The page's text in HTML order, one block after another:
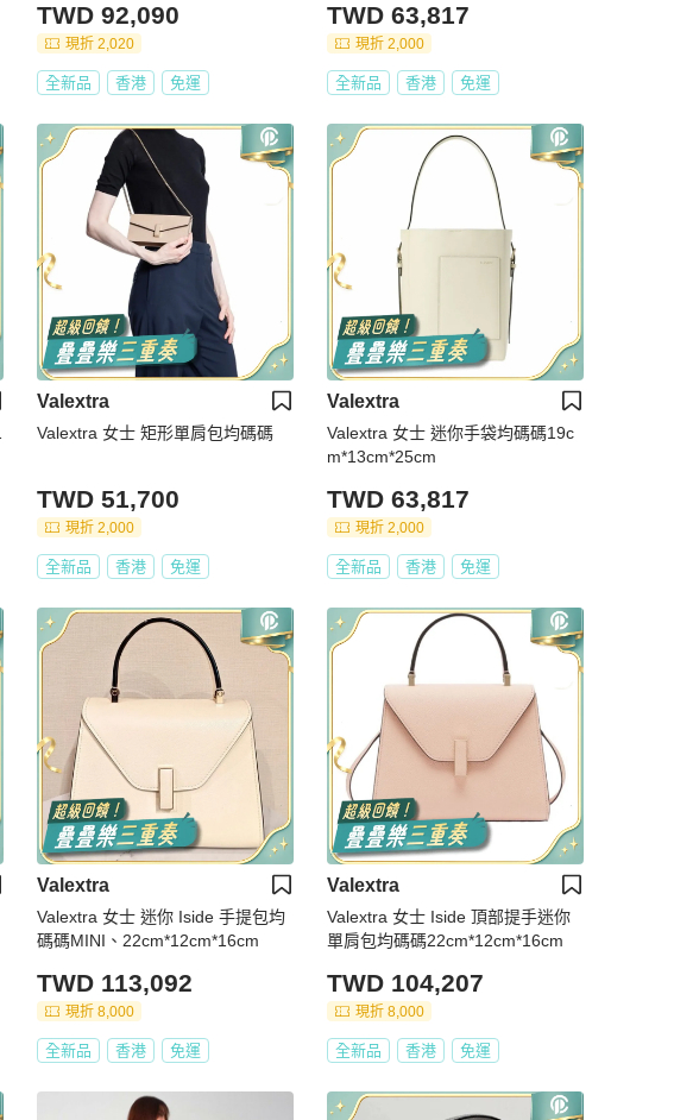
TWD 92,090
現折 2,020
全新品 香港 免運
TWD 63,817
現折 2,000
全新品 香港 免運
Valextra
Valextra 女士 矩形單肩包均碼碼
TWD 51,700
現折 2,000
全新品 香港 免運
Valextra
Valextra 女士 迷你手袋均碼碼19c
m*13cm*25cm
TWD 63,817
現折 2,000
全新品 香港 免運
Valextra
Valextra 女士 迷你 Iside 手提包均
碼碼MINI、22cm*12cm*16cm
TWD 113,092
現折 8,000
全新品 香港 免運
Valextra
Valextra 女士 Iside 頂部提手迷你
單肩包均碼碼22cm*12cm*16cm
TWD 104,207
現折 8,000
全新品 香港 免運